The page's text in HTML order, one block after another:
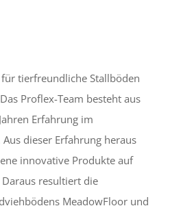
tierfreundliche Stallböden
Proflex-Team besteht aus
Erfahrung im
dieser Erfahrung heraus
innovative Produkte auf
resultiert die
MeadowFloor und